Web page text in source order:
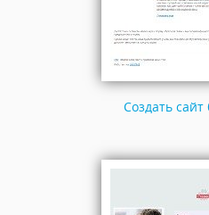
Создать сайт